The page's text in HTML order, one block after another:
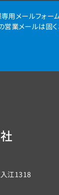
用メールフォーム
業メールは固く
江1318